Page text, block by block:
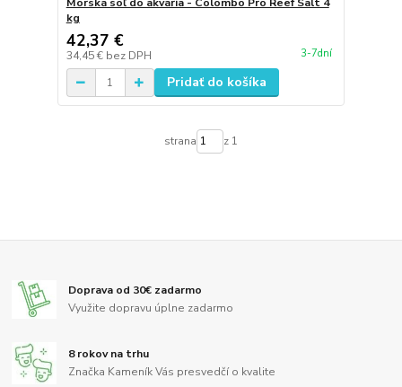
kg
42,37 €
34,45 € bez DPH 3-7dní
Pridať do košíka
strana z 1
Doprava od 30€ zadarmo
Využite dopravu úplne zadarmo
8 rokov na trhu
Značka Kameník Vás presvedčí o kvalite